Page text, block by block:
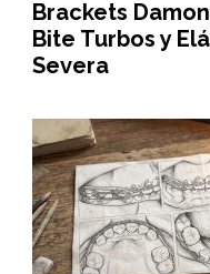
Brackets
Bite Turbos y
Severa